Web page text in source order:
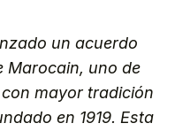
un acuerdo
Marocain, uno de
mayor tradición
en 1919. Esta